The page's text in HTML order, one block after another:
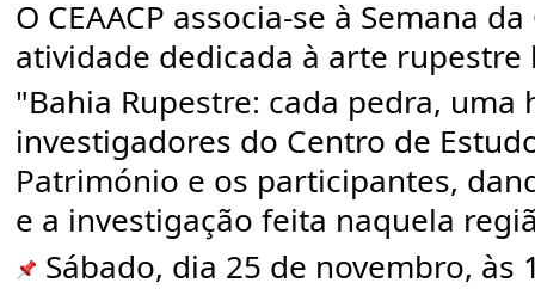
O CEAACP associa-se à Semana
atividade dedicada à arte rupestre
"Bahia Rupestre: cada pedra,
investigadores do Centro de
Património e os participantes,
e a investigação feita naquela
Sábado, dia 25 de novembro,